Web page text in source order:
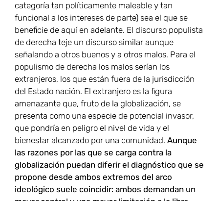
categoría tan políticamente maleable y tan
funcional a los intereses de parte) sea el que se
beneficie de aquí en adelante. El discurso populista
de derecha teje un discurso similar aunque
señalando a otros buenos y a otros malos. Para el
populismo de derecha los malos serían los
extranjeros, los que están fuera de la jurisdicción
del Estado nación. El extranjero es la figura
amenazante que, fruto de la globalización, se
presenta como una especie de potencial invasor,
que pondría en peligro el nivel de vida y el
bienestar alcanzado por una comunidad. Aunque
las razones por las que se carga contra la
globalización puedan diferir el diagnóstico que se
propone desde ambos extremos del arco
ideológico suele coincidir: ambos demandan un